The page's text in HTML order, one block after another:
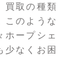
買取の種類
このような
ホープシェ
少なくお困